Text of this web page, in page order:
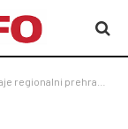
prehrambeni gigant